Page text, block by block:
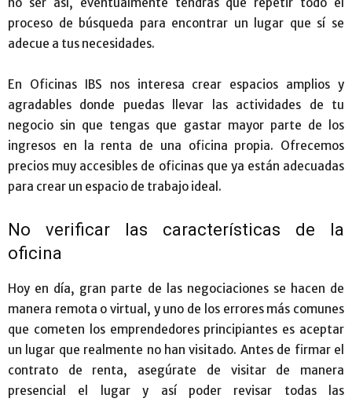
proceso de búsqueda para encontrar un lugar que sí se
adecue a tus necesidades.
En Oficinas IBS nos interesa crear espacios amplios y
agradables donde puedas llevar las actividades de tu
negocio sin que tengas que gastar mayor parte de los
ingresos en la renta de una oficina propia. Ofrecemos
precios muy accesibles de oficinas que ya están adecuadas
para crear un espacio de trabajo ideal.
No verificar las características de la
oficina
Hoy en día, gran parte de las negociaciones se hacen de
manera remota o virtual, y uno de los errores más comunes
que cometen los emprendedores principiantes es aceptar
un lugar que realmente no han visitado. Antes de firmar el
contrato de renta, asegúrate de visitar de manera
presencial el lugar y así poder revisar todas las